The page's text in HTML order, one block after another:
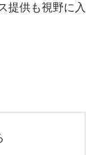
提供も視野に入